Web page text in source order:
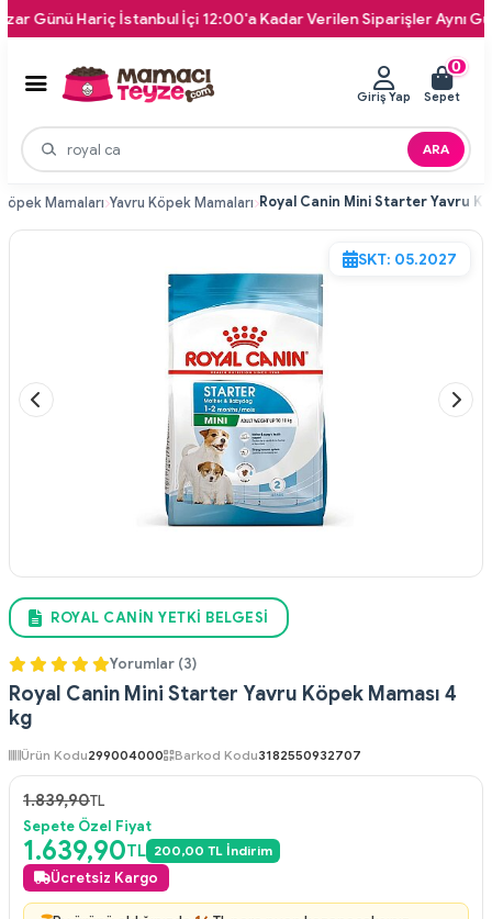
Hariç İstanbul İçi 12:00'a Kadar Verilen Siparişler Aynı Gün
ARA
Giriş Yap
0
Sepet
Köpek Mamaları Yavru Köpek Mamaları
SKT: 05.2027
ROYAL CANIN YETKI BELGESI
Yorumlar (3)
Royal Canin Mini Starter Yavru Köpek Maması 4
kg
Ürün Kodu299004000 Barkod Kodu3182550932707
1.839,90TL
Sepete Özel Fiyat
1.639,90TL 200,00 TL İndirim
Ücretsiz Kargo